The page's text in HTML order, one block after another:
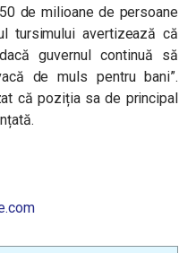
de milioane de persoane
tursimului avertizează că
guvernul continuă să
de muls pentru bani”.
că poziția sa de principal